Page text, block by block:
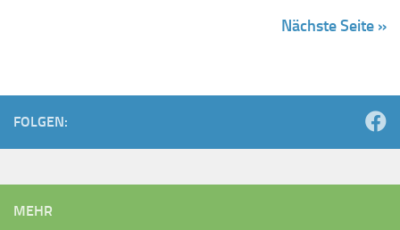
Nächste Seite »
FOLGEN:
MEHR